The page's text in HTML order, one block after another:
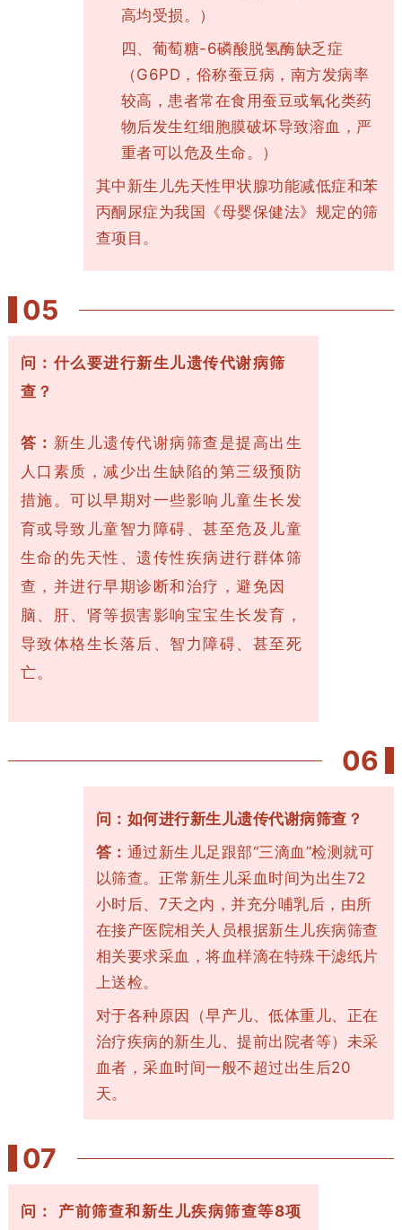
高均受损。）
四、 葡萄糖-6磷酸脱氢酶缺乏症
（G6PD，俗称蚕豆病，南方发病率
较高，患者常在食用蚕豆或氧化类药
物后发生红细胞膜破坏导致溶血，严
重者可以危及生命。）
其中新生儿先天性甲状腺功能减低症和苯
丙酮尿症为我国《母婴保健法》规定的筛
查项目。
05
问：什么要进行新生儿遗传代谢病筛
查？
答： 新生儿遗传代谢病筛查是提高出生
人口素质，减少出生缺陷的第三级预防
措施。可以早期对一些影响儿童生长发
育或导致儿童智力障碍、甚至危及儿童
生命的先天性、遗传性疾病进行群体筛
查，并进行早期诊断和治疗，避免因
脑、肝、肾等损害影响宝宝生长发育，
导致体格生长落后、智力障碍、甚至死
亡。
06
问：如何进行新生儿遗传代谢病筛查？
答： 通过新生儿足跟部“三滴血”检测就可
以筛查。正常新生儿采血时间为出生72
小时后、7天之内，并充分哺乳后，由所
在接产医院相关人员根据新生儿疾病筛查
相关要求采血，将血样滴在特殊干滤纸片
上送检。
对于各种原因（早产儿、低体重儿、正在
治疗疾病的新生儿、提前出院者等）未采
血者，采血时间一般不超过出生后20
天。
07
问： 产前筛查和新生儿疾病筛查等8项